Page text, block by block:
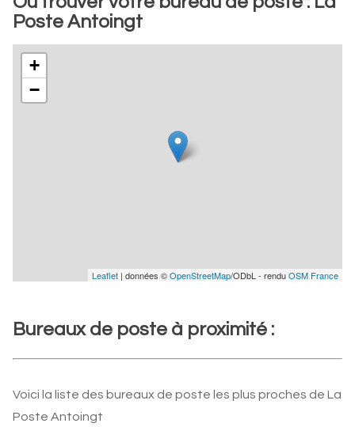
Poste Antoingt
+
−
Leaflet | données ©OpenStreetMap/ODbL - renduOSM France
Bureaux de poste à proximité :
Voici la liste des bureaux de poste les plus proches de La
Poste Antoingt